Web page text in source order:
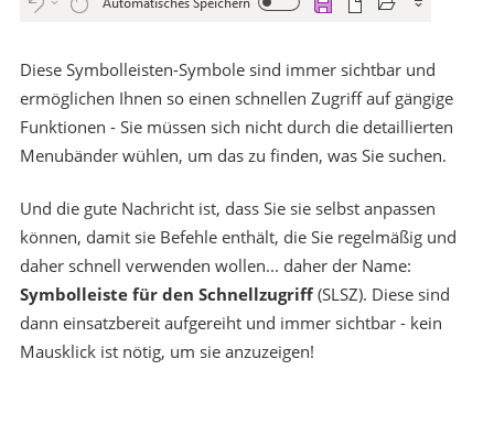
Diese Symbolleisten-Symbole sind immer sichtbar und
ermöglichen Ihnen so einen schnellen Zugriff auf gängige
Funktionen - Sie müssen sich nicht durch die detaillierten
Menubänder wühlen, um das zu finden, was Sie suchen.
Und die gute Nachricht ist, dass Sie sie selbst anpassen
können, damit sie Befehle enthält, die Sie regelmäßig und
daher schnell verwenden wollen... daher der Name:
Symbolleiste für den Schnellzugriff(SLSZ). Diese sind
dann einsatzbereit aufgereiht und immer sichtbar - kein
Mausklick ist nötig, um sie anzuzeigen!